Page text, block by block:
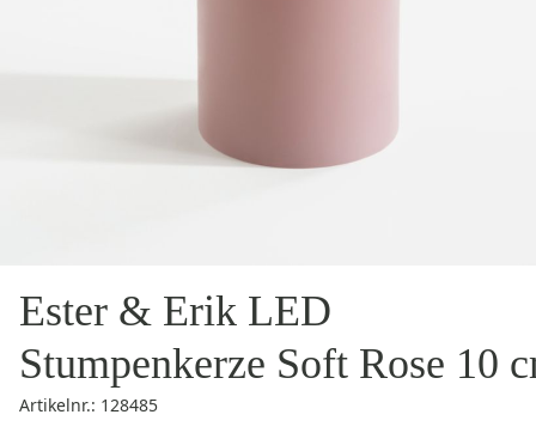
Ester & Erik LED
Stumpenkerze Soft Rose 10
Artikelnr.: 128485